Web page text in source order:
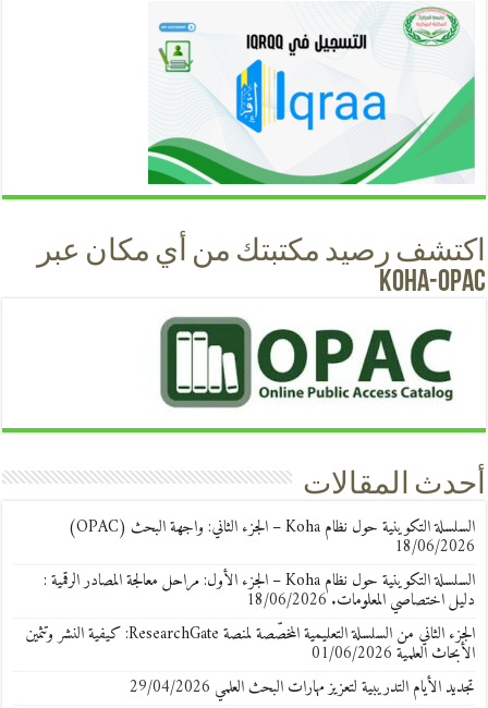
اكتشف رصيد مكتبتك من أي مكان عبر
KOHA-OPAC
أحدث المقالات
السلسلة التكوينية حول نظام Koha – الجزء الثاني: واجهة البحث (OPAC)
18/06/2026
السلسلة التكوينية حول نظام Koha – الجزء الأول: مراحل معالجة المصادر الرقمية :
دليل اختصاصي المعلومات.18/06/2026
الجزء الثاني من السلسلة التعليمية المخصّصة لمنصة ResearchGate: كيفية النشر وتثمين
الأبحاث العلمية01/06/2026
تجديد الأيام التدريبية لتعزيز مهارات البحث العلمي 29/04/2026